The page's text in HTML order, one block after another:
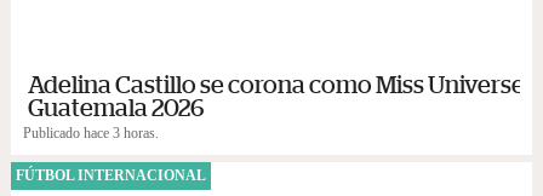
Adelina Castillo se corona como Miss Universe
Guatemala 2026
Publicado hace 3 horas.
FÚTBOL INTERNACIONAL